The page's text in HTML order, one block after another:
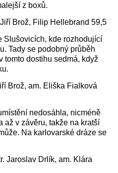
z boxů.
Brož, Filip Hellebrand 59,5
Slušovicích, kde rozhodující
Tady se podobný průběh
tomto dostihu sedmá, když
Brož, am. Eliška Fialková
nedosáhla, nicméně
až v závěru, takže na kratší
Na karlovarské dráze se
Jaroslav Drlík, am. Klára